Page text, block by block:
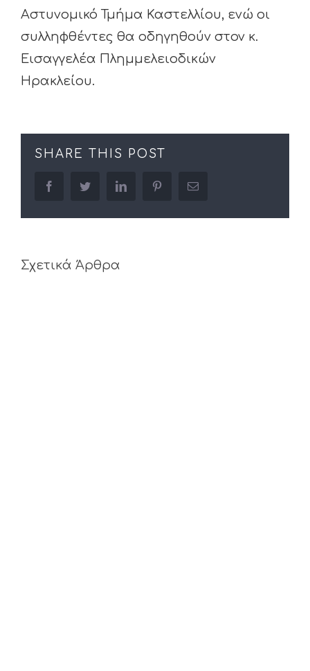
Αστυνομικό Τμήμα Καστελλίου, ενώ οι
συλληφθέντες θα οδηγηθούν στον κ.
Εισαγγελέα Πλημμελειοδικών
Ηρακλείου.
SHARE THIS POST
facebooktwitter linkedin pinterestEmail
Σχετικά Άρθρα